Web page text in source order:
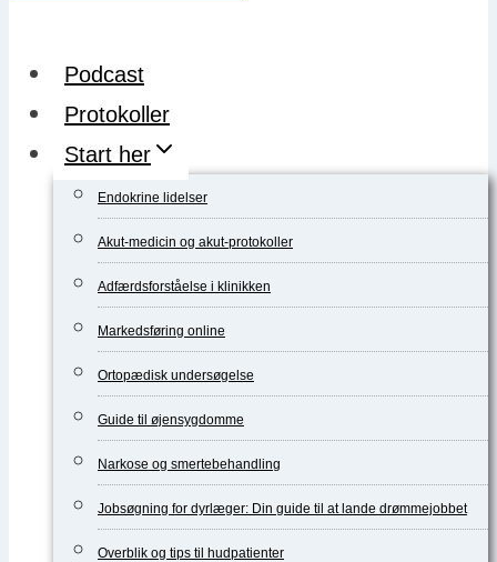
Podcast
Protokoller
Start her
Endokrine lidelser
Akut-medicin og akut-protokoller
Adfærdsforståelse i klinikken
Markedsføring online
Ortopædisk undersøgelse
Guide til øjensygdomme
Narkose og smertebehandling
Jobsøgning for dyrlæger: Din guide til at lande drømmejobbet
Overblik og tips til hudpatienter